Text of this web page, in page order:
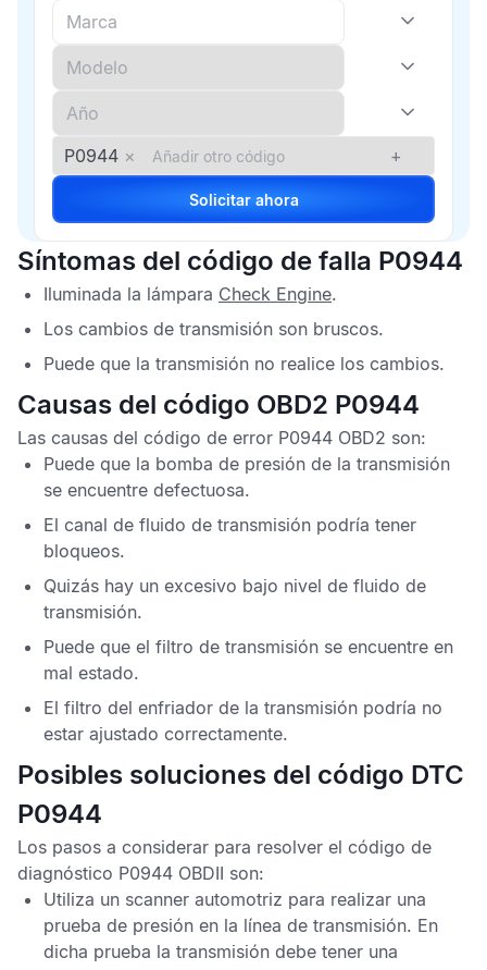
P0944 × +
Solicitar ahora
Síntomas del código de falla P0944
Iluminada la lámpara Check Engine.
Los cambios de transmisión son bruscos.
Puede que la transmisión no realice los cambios.
Causas del código OBD2 P0944
Las causas del código de error P0944 OBD2 son:
Puede que la bomba de presión de la transmisión
se encuentre defectuosa.
El canal de fluido de transmisión podría tener
bloqueos.
Quizás hay un excesivo bajo nivel de fluido de
transmisión.
Puede que el filtro de transmisión se encuentre en
mal estado.
El filtro del enfriador de la transmisión podría no
estar ajustado correctamente.
Posibles soluciones del código DTC
P0944
Los pasos a considerar para resolver el código de
diagnóstico P0944 OBDII son:
Utiliza un scanner automotriz para realizar una
prueba de presión en la línea de transmisión. En
dicha prueba la transmisión debe tener una